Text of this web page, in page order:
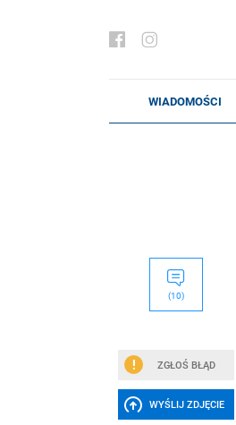
(10)
ZGŁOŚ BŁĄD
WYŚLIJ ZDJĘCIE